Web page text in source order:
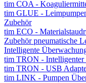
tim COA -
tim GLUE -
Zubehör
tim ECO -
Zubehör pneumatische
Intelligente
tim TRON - Intelligenter
tim TRON - USB
tim LINK - Pumpen